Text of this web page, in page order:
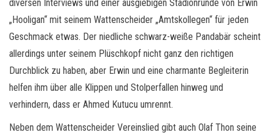
diversen Interviews und einer ausgiebigen Stadionrunde von Erwin
„Hooligan“ mit seinem Wattenscheider „Amtskollegen“ für jeden
Geschmack etwas. Der niedliche schwarz-weiße Pandabär scheint
allerdings unter seinem Plüschkopf nicht ganz den richtigen
Durchblick zu haben, aber Erwin und eine charmante Begleiterin
helfen ihm über alle Klippen und Stolperfallen hinweg und
verhindern, dass er Ahmed Kutucu umrennt.
Neben dem Wattenscheider Vereinslied gibt auch Olaf Thon seine